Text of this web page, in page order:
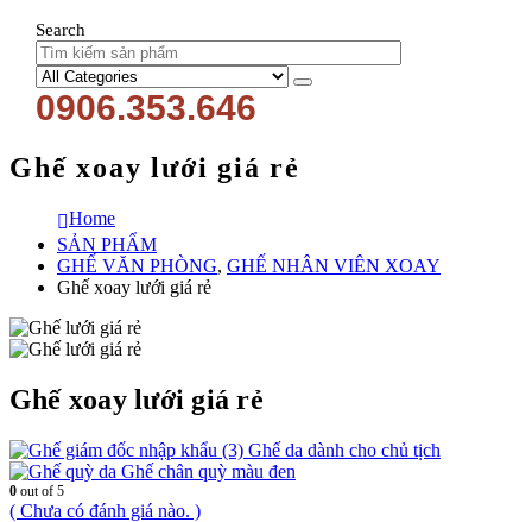
Search
0906.353.646
Ghế xoay lưới giá rẻ
Home
SẢN PHẨM
GHẾ VĂN PHÒNG, GHẾ NHÂN VIÊN XOAY
Ghế xoay lưới giá rẻ
Ghế xoay lưới giá rẻ
Ghế da dành cho chủ tịch
Ghế chân quỳ màu đen
0 out of 5
( Chưa có đánh giá nào. )